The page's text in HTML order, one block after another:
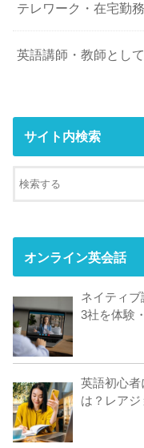
テレワーク・在宅勤
英語講師・教師として
サイト内検索
オンライン英会話
ネイティ
3社を体験
英語初心
は？レア